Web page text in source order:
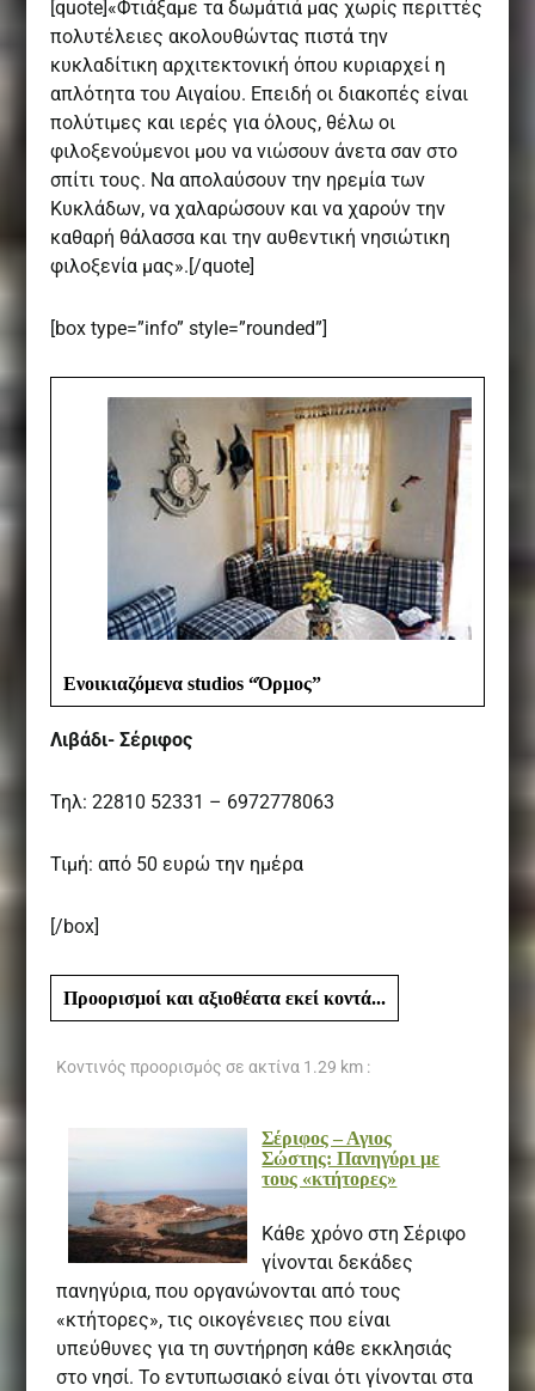
[quote]«Φτιάξαμε τα δωμάτιά μας χωρίς περιττές
πολυτέλειες ακολουθώντας πιστά την
κυκλαδίτικη αρχιτεκτονική όπου κυριαρχεί η
απλότητα του Αιγαίου. Επειδή οι διακοπές είναι
πολύτιμες και ιερές για όλους, θέλω οι
φιλοξενούμενοι μου να νιώσουν άνετα σαν στο
σπίτι τους. Να απολαύσουν την ηρεμία των
Κυκλάδων, να χαλαρώσουν και να χαρούν την
καθαρή θάλασσα και την αυθεντική νησιώτικη
φιλοξενία μας».[/quote]
[box type=”info” style=”rounded”]
Ενοικιαζόμενα studios “Όρμος”
Λιβάδι- Σέριφος
Τηλ: 22810 52331 – 6972778063
Τιμή: από 50 ευρώ την ημέρα
[/box]
Προορισμοί και αξιοθέατα εκεί κοντά...
Κοντινός προορισμός σε ακτίνα 1.29 km :
Σέριφος – Αγιος
Σώστης: Πανηγύρι με
τους «κτήτορες»
Κάθε χρόνο στη Σέριφο
γίνονται δεκάδες
πανηγύρια, που οργανώνονται από τους
«κτήτορες», τις οικογένειες που είναι
υπεύθυνες για τη συντήρηση κάθε εκκλησιάς
στο νησί. Το εντυπωσιακό είναι ότι γίνονται στα